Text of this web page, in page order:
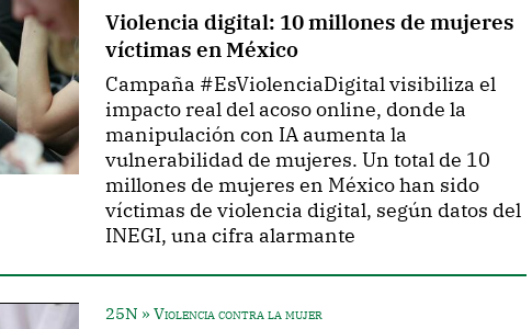
Violencia digital: 10 millones de mujeres
víctimas en México
Campaña #EsViolenciaDigital visibiliza el
impacto real del acoso online, donde la
manipulación con IA aumenta la
vulnerabilidad de mujeres. Un total de 10
millones de mujeres en México han sido
víctimas de violencia digital, según datos del
INEGI, una cifra alarmante
25N » Violencia contra la mujer